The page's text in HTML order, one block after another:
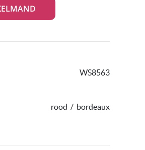
WS8563
rood / bordeaux